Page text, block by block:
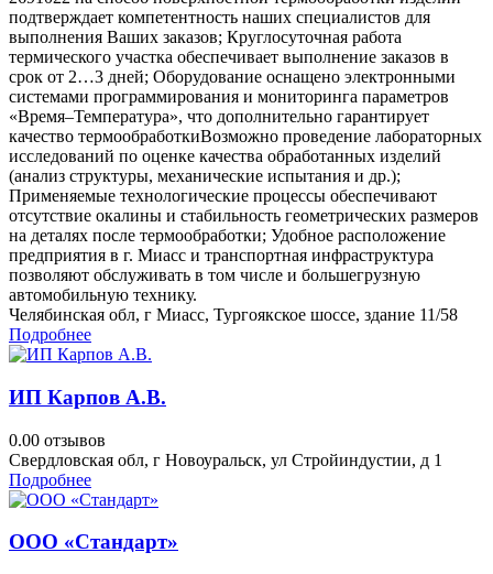
подтверждает компетентность наших специалистов для
выполнения Ваших заказов; Круглосуточная работа
термического участка обеспечивает выполнение заказов в
срок от 2…3 дней; Оборудование оснащено электронными
системами программирования и мониторинга параметров
«Время–Температура», что дополнительно гарантирует
качество термообработкиВозможно проведение лабораторных
исследований по оценке качества обработанных изделий
(анализ структуры, механические испытания и др.);
Применяемые технологические процессы обеспечивают
отсутствие окалины и стабильность геометрических размеров
на деталях после термообработки; Удобное расположение
предприятия в г. Миасс и транспортная инфраструктура
позволяют обслуживать в том числе и большегрузную
автомобильную технику.
Челябинская обл, г Миасс, Тургоякское шоссе, здание 11/58
Подробнее
ИП Карпов А.В.
0.00 отзывов
Свердловская обл, г Новоуральск, ул Стройиндустии, д 1
Подробнее
ООО «Стандарт»